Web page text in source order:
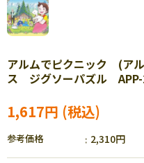
アルムでピクニック (ア
ス ジグソーパズル APP-
1,617円
参考価格 2,310円